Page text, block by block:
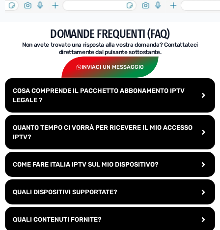
DOMANDE FREQUENTI (FAQ)
Non avete trovato una risposta alla vostra domanda? Contattateci
direttamente dal pulsante sottostante.
INVIACI UN MESSAGGIO
COSA COMPRENDE IL PACCHETTO ABBONAMENTO IPTV
LEGALE ?
QUANTO TEMPO CI VORRÀ PER RICEVERE IL MIO ACCESSO
IPTV?
COME FARE ITALIA IPTV SUL MIO DISPOSITIVO?
QUALI DISPOSITIVI SUPPORTATE?
QUALI CONTENUTI FORNITE?